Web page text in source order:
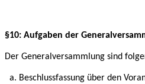
§10: Aufgaben der
Der Generalversammlung sind
a. Beschlussfassung über den